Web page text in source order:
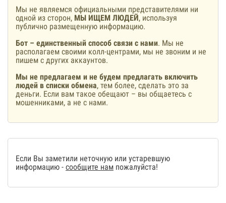
Мы не являемся официальными представителями ни
одной из сторон, МЫ ИЩЕМ ЛЮДЕЙ, используя
публично размещенную информацию.
Бот – единственный способ связи с нами. Мы не
располагаем своими колл-центрами, мы не звоним и не
пишем с других аккаунтов.
Мы не предлагаем и не будем предлагать включить
людей в списки обмена, тем более, сделать это за
деньги. Если вам такое обещают – вы общаетесь с
мошенниками, а не с нами.
Если Вы заметили неточную или устаревшую
информацию - сообщите нам пожалуйста!